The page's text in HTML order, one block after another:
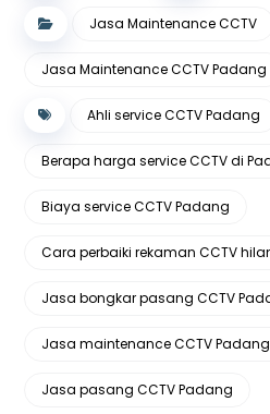
Jasa Maintenance CCTV
Jasa Maintenance CCTV Padang
Ahli service CCTV Padang
Berapa harga service CCTV di
Biaya service CCTV Padang
Cara perbaiki rekaman CCTV
Jasa bongkar pasang CCTV
Jasa maintenance CCTV Padang
Jasa pasang CCTV Padang